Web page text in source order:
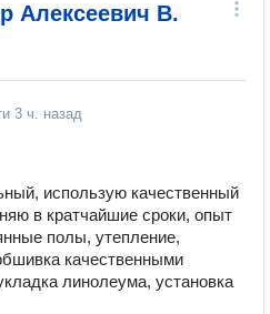
Алексеевич В.
3 ч. назад
использую качественный
в кратчайшие сроки, опыт
полы, утепление,
качественными
линолеума, установка